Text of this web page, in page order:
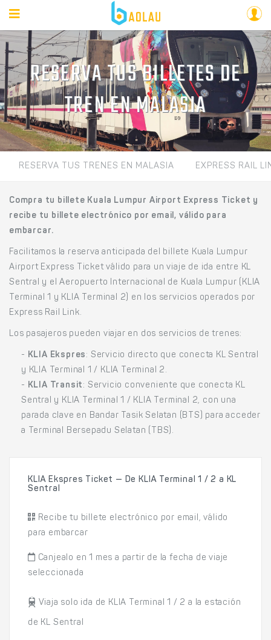
RESERVA TUS BILLETES DE
TREN EN MALASIA
RESERVA TUS TRENES EN MALASIA EXPRESS RAIL
Compra tu billete Kuala Lumpur Airport Express Ticket y
recibe tu billete electrónico por email, válido para
embarcar.
Facilitamos la reserva anticipada del billete Kuala Lumpur
Airport Express Ticket válido para un viaje de ida entre KL
Sentral y el Aeropuerto Internacional de Kuala Lumpur (KLIA
Terminal 1 y KLIA Terminal 2) en los servicios operados por
Express Rail Link.
Los pasajeros pueden viajar en dos servicios de trenes:
- KLIA Ekspres : Servicio directo que conecta KL Sentral
y KLIA Terminal 1 / KLIA Terminal 2.
- KLIA Transit : Servicio conveniente que conecta KL
Sentral y KLIA Terminal 1 / KLIA Terminal 2, con una
parada clave en Bandar Tasik Selatan (BTS) para acceder
a Terminal Bersepadu Selatan (TBS).
KLIA Ekspres Ticket — De KLIA Terminal 1 / 2 a KL
Sentral
Recibe tu billete electrónico por email, válido
para embarcar
Canjealo en 1 mes a partir de la fecha de viaje
seleccionada
Viaja solo ida de KLIA Terminal 1 / 2 a la estación
de KL Sentral